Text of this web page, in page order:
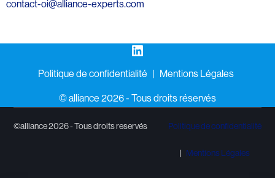
contact-oi@alliance-experts.com
LinkedIn
Politique de confidentialité
Mentions Légales
©️ alliance 2026 - Tous droits réservés
©alliance 2026 - Tous droits reservés Politique de confidentialité
Mentions Légales